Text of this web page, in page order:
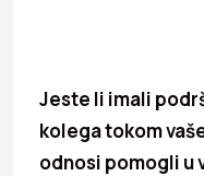
Jeste li imali
kolega tokom
odnosi pomogli u